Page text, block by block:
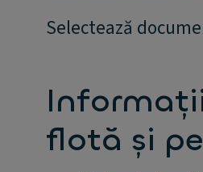
Selectează
flotă și